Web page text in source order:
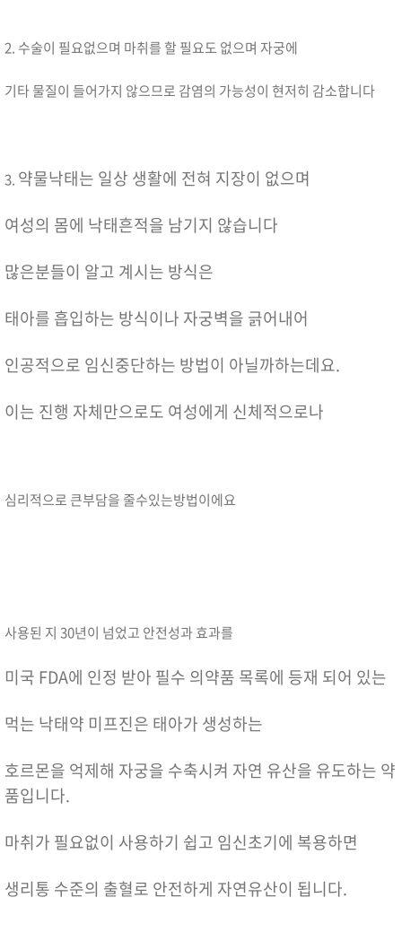
2. 수술이 필요없으며 마취를 할 필요도 없으며 자궁에
기타 물질이 들어가지 않으므로 감염의 가능성이 현저히 감소합니다
3. 약물낙태는 일상 생활에 전혀 지장이 없으며
여성의 몸에 낙태흔적을 남기지 않습니다
많은분들이 알고 계시는 방식은
태아를 흡입하는 방식이나 자궁벽을 긁어내어
인공적으로 임신중단하는 방법이 아닐까하는데요.
이는 진행 자체만으로도 여성에게 신체적으로나
심리적으로 큰부담을 줄수있는방법이에요
사용된 지 30년이 넘었고 안전성과 효과를
미국 FDA에 인정 받아 필수 의약품 목록에 등재 되어 있는
먹는 낙태약 미프진은 태아가 생성하는
호르몬을 억제해 자궁을 수축시켜 자연 유산을 유도하는 약
품입니다.
마취가 필요없이 사용하기 쉽고 임신초기에 복용하면
생리통 수준의 출혈로 안전하게 자연유산이 됩니다.